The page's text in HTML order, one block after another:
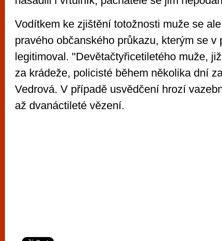
Vodítkem ke zjištění totožnosti muže se
pravého občanského průkazu, kterým se v
legitimoval. "Devětačtyřicetiletého muže,
za krádeže, policisté během několika dní
Vedrová. V případě usvědčení hrozí
až dvanáctileté vězení.